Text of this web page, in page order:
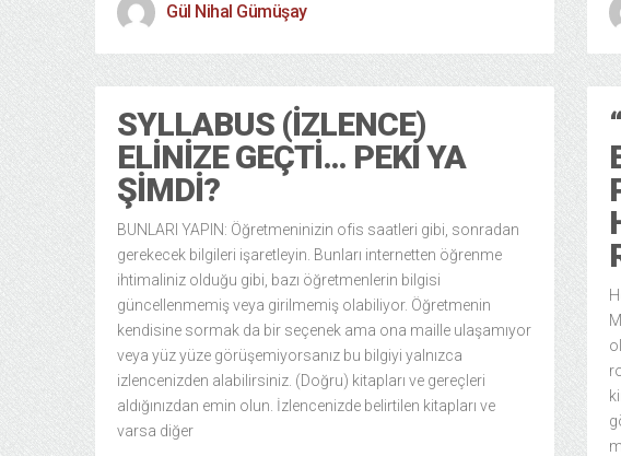
Gül Nihal Gümüşay
SYLLABUS (İZLENCE)
ELINIZE GEÇTI… PEKI YA
ŞIMDI?
BUNLARI YAPIN: Öğretmeninizin ofis saatleri gibi, sonradan
gerekecek bilgileri işaretleyin. Bunları internetten öğrenme
ihtimaliniz olduğu gibi, bazı öğretmenlerin bilgisi
güncellenmemiş veya girilmemiş olabiliyor. Öğretmenin
kendisine sormak da bir seçenek ama ona maille ulaşamıyor
veya yüz yüze görüşemiyorsanız bu bilgiyi yalnızca
izlencenizden alabilirsiniz. (Doğru) kitapları ve gereçleri
aldığınızdan emin olun. İzlencenizde belirtilen kitapları ve
varsa diğer